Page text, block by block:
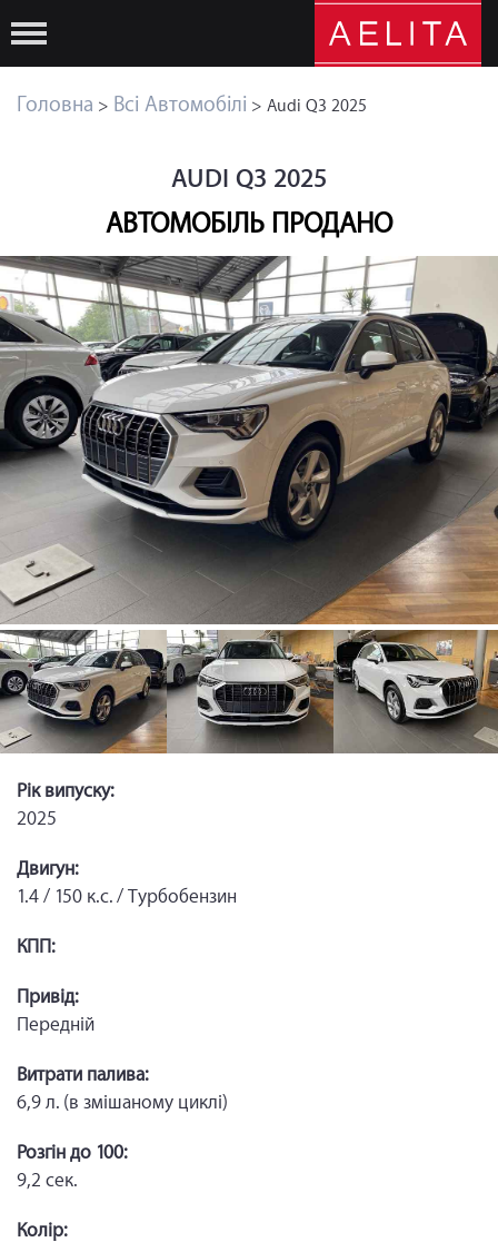
Головна > Всі Автомобілі > Audi Q3 2025
AUDI Q3 2025
АВТОМОБІЛЬ ПРОДАНО
Рік випуску:
2025
Двигун:
1.4 / 150 к.с. / Турбобензин
КПП:
Привід:
Передній
Витрати палива:
6,9 л. (в змішаному циклі)
Розгін до 100:
9,2 сек.
Колір: